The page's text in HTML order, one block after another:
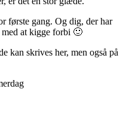
første gang. Og dig, der har
at kigge forbi 🙂
kan skrives her, men også på